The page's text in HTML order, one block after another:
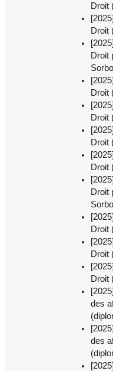
Droit
Droit
Droit
Droit
Droit
Droit
Droit
Droit
Droit
Droit
Droit
des
des